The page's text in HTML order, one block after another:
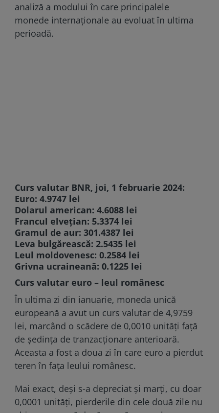
analiză a modului în care principalele
monede internaționale au evoluat în ultima
perioadă.
Curs valutar BNR, joi, 1 februarie 2024:
Euro: 4.9747 lei
Dolarul american: 4.6088 lei
Francul elvețian: 5.3374 lei
Gramul de aur: 301.4387 lei
Leva bulgărească: 2.5435 lei
Leul moldovenesc: 0.2584 lei
Grivna ucraineană: 0.1225 lei
Curs valutar euro – leul românesc
În ultima zi din ianuarie, moneda unică
europeană a avut un curs valutar de 4,9759
lei, marcând o scădere de 0,0010 unități față
de ședința de tranzacționare anterioară.
Aceasta a fost a doua zi în care euro a pierdut
teren în fața leului românesc.
Mai exact, deși s-a depreciat și marți, cu doar
0,0001 unități, pierderile din cele două zile nu